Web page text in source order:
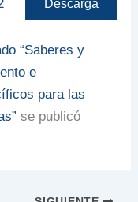
Descarga
“Saberes y
e
para las
se publicó